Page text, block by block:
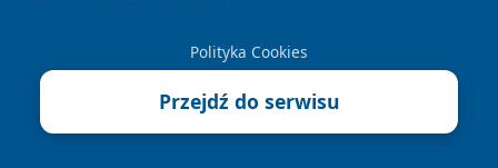
Polityka Cookies
Przejdź do serwisu